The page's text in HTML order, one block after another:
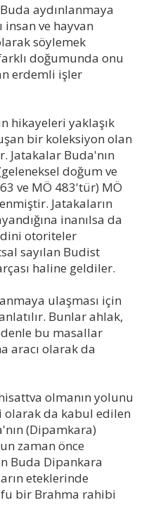
aydınlanmaya
ve hayvan
söylemek
doğumunda onu
erdemli işler
hikayeleri yaklaşık
bir koleksiyon olan
Jatakalar Buda'nın
doğum ve
ve MÖ 483'tür) MÖ
Jatakaların
inanılsa da
dini otoriteler
sayılan Budist
haline geldiler.
ulaşması için
Bunlar ahlak,
bu masallar
aracı olarak da
olmanın yolunu
olarak da kabul edilen
(Dipamkara)
zaman önce
Buda Dipankara
eteklerinde
bir Brahma rahibi